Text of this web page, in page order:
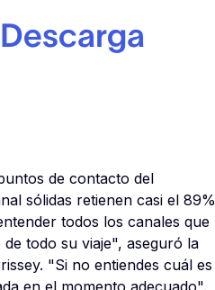
Descarga
de contacto del
sólidas retienen casi el 89%
todos los canales que
todo su viaje", aseguró la
"Si no entiendes cuál es
en el momento adecuado".